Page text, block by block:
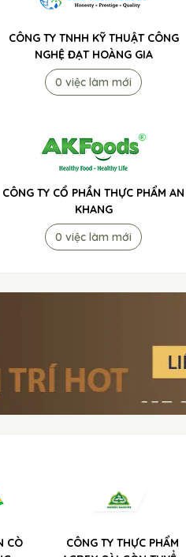
CÔNG TY TNHH KỸ THUẬT CÔNG
NGHỆ ĐẠT HOÀNG GIA
0 việc làm mới
CÔNG TY CỔ PHẦN THỰC PHẨM AN
KHANG
0 việc làm mới
CÒ
CÔNG TY THỰC PHẨM